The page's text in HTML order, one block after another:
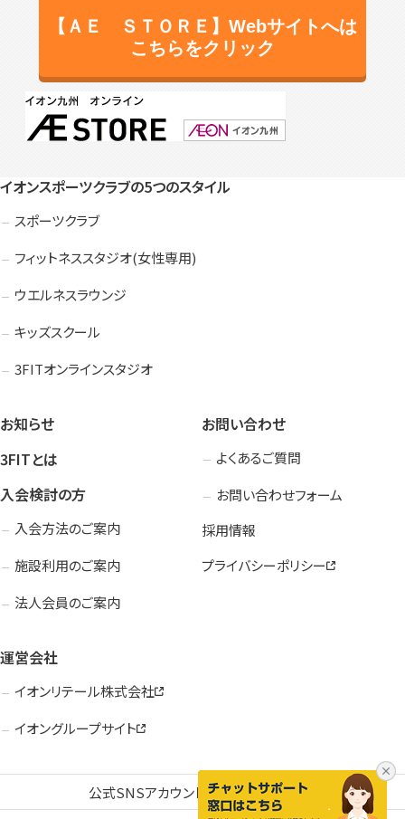
入会検討の方 会員の方
公式SNSアカウント
【ＡＥ ＳＴＯＲＥ】Webサイトへは
こちらをクリック
イオンスポーツクラブの5つのスタイル
スポーツクラブ
フィットネススタジオ(女性専用)
ウエルネスラウンジ
キッズスクール
3FITオンラインスタジオ
お知らせ
3FITとは
入会検討の方
入会方法のご案内
施設利用のご案内
法人会員のご案内
お問い合わせ
よくあるご質問
お問い合わせフォーム
採用情報
プライバシーポリシー
運営会社
イオンリテール株式会社
イオングループサイト
公式SNSアカウント